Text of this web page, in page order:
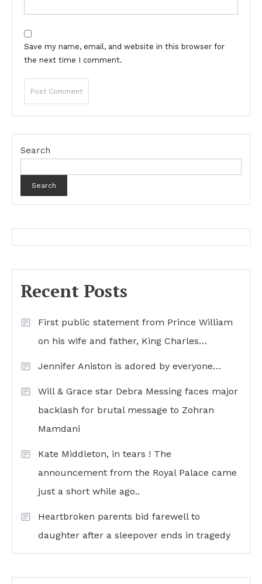
Save my name, email, and website in this browser for
the next time I comment.
Search
Search
Recent Posts
First public statement from Prince William
on his wife and father, King Charles…
Jennifer Aniston is adored by everyone…
Will & Grace star Debra Messing faces major
backlash for brutal message to Zohran
Mamdani
Kate Middleton, in tears ! The
announcement from the Royal Palace came
just a short while ago..
Heartbroken parents bid farewell to
daughter after a sleepover ends in tragedy